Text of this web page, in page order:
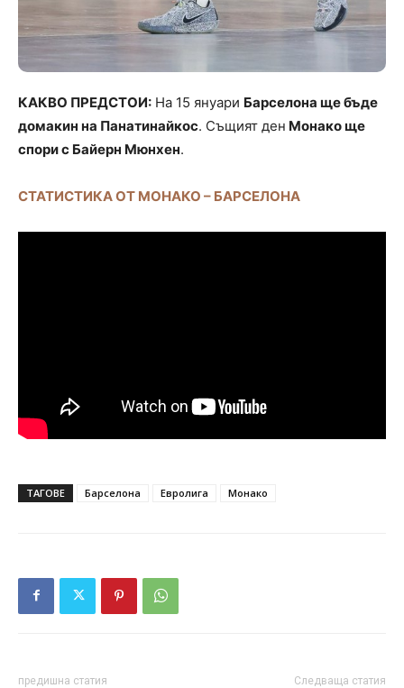
КАКВО ПРЕДСТОИ: На 15 януари Барселона ще бъде
домакин на Панатинайкос. Същият ден Монако ще
спори с Байерн Мюнхен.
СТАТИСТИКА ОТ МОНАКО – БАРСЕЛОНА
ТАГОВЕ Барселона Евролига Монако
предишна статия Следваща статия